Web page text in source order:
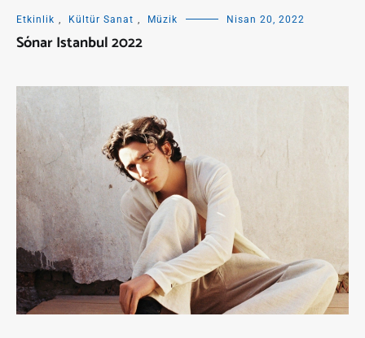
Etkinlik , Kültür Sanat , Müzik Nisan 20, 2022
Sónar Istanbul 2022